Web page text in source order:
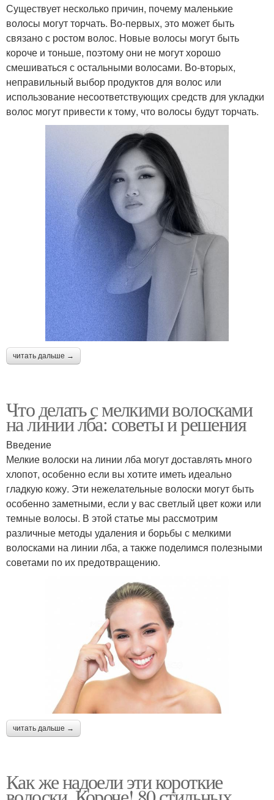
Существует несколько причин, почему маленькие
волосы могут торчать. Во-первых, это может быть
связано с ростом волос. Новые волосы могут быть
короче и тоньше, поэтому они не могут хорошо
смешиваться с остальными волосами. Во-вторых,
неправильный выбор продуктов для волос или
использование несоответствующих средств для укладки
волос могут привести к тому, что волосы будут торчать.
читать дальше →
Что делать с мелкими волосками
на линии лба: советы и решения
Введение
Мелкие волоски на линии лба могут доставлять много
хлопот, особенно если вы хотите иметь идеально
гладкую кожу. Эти нежелательные волоски могут быть
особенно заметными, если у вас светлый цвет кожи или
темные волосы. В этой статье мы рассмотрим
различные методы удаления и борьбы с мелкими
волосками на линии лба, а также поделимся полезными
советами по их предотвращению.
читать дальше →
Как же надоели эти короткие